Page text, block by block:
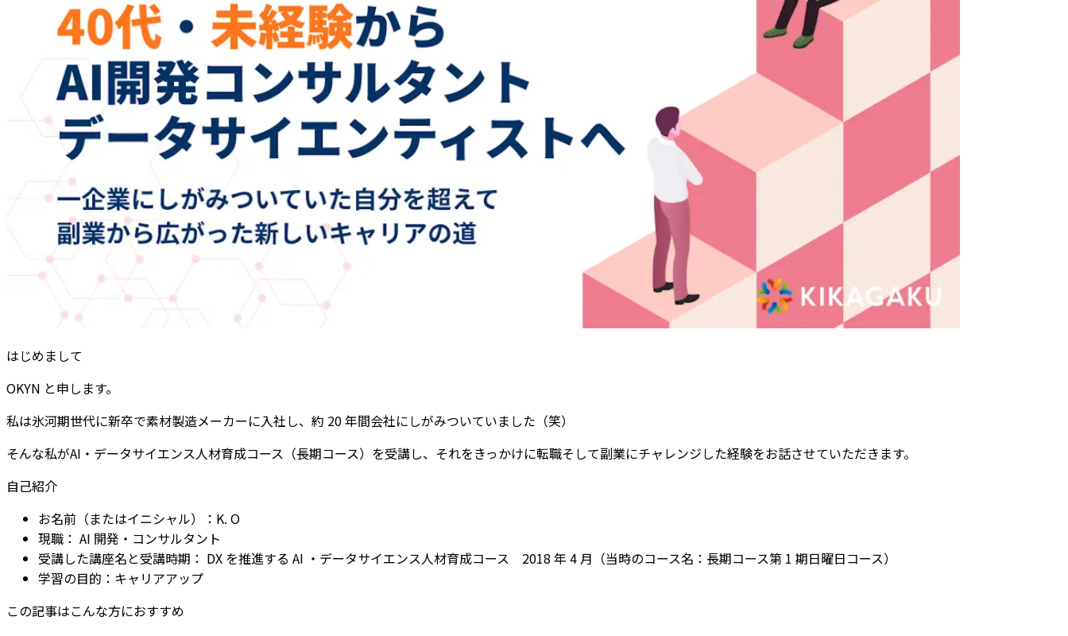
はじめまして
OKYN と申します。
私は氷河期世代に新卒で素材製造メーカーに入社し、約 20 年間会社にしがみついていました（笑）
そんな私がAI・データサイエンス人材育成コース（長期コース）を受講し、それをきっかけに転職そして副業にチャレンジした経験をお話させていただきます。
自己紹介
お名前（またはイニシャル）：K. O
現職： AI 開発・コンサルタント
受講した講座名と受講時期： DX を推進する AI ・データサイエンス人材育成コース 2018 年 4 月（当時のコース名：長期コース第 1 期日曜日コース）
学習の目的：キャリアアップ
この記事はこんな方におすすめ